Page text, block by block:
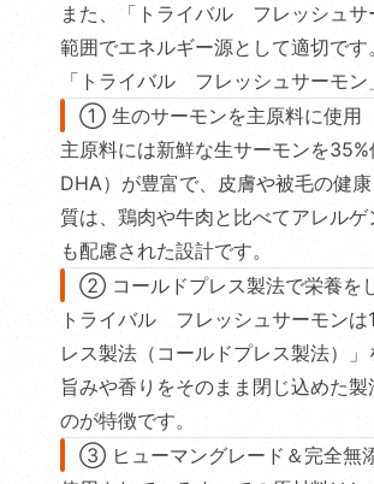
また、「トライバル フレッシュサ
範囲でエネルギー源として適切です。
「トライバル フレッシュサーモン
① 生のサーモンを主原料に使用
主原料には新鮮な生サーモンを
DHA）が豊富で、皮膚や被毛の健
質は、鶏肉や牛肉と比べてアレル
も配慮された設計です。
② コールドプレス製法で栄養を
トライバル フレッシュサーモン
レス製法（コールドプレス製法）
旨みや香りをそのまま閉じ込めた
のが特徴です。
③ ヒューマングレード＆完全無